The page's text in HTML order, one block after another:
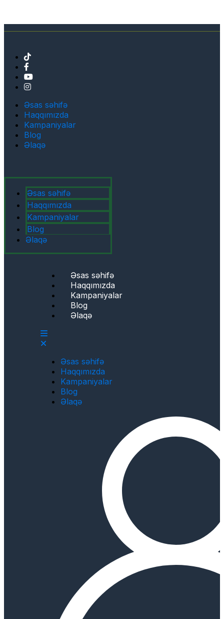
Əsas səhifə
Haqqımızda
Kampaniyalar
Blog
Əlaqə
Əsas səhifə
Haqqımızda
Kampaniyalar
Blog
Əlaqə
Əsas səhifə
Haqqımızda
Kampaniyalar
Blog
Əlaqə
Əsas səhifə
Haqqımızda
Kampaniyalar
Blog
Əlaqə